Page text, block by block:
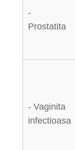
-
Prostatita
- Vaginita
infectioasa